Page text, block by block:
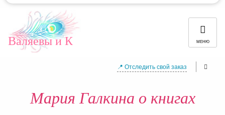
Валяевы и К МЕНЮ
📍 Отследить свой заказ
Мария Галкина о книгах